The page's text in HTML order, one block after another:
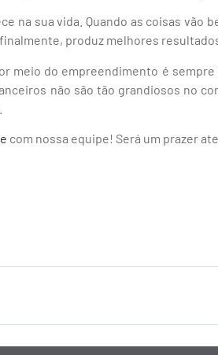
na sua vida. Quando as coisas vão
produz melhores
meio do empreendimento é
não são tão grandiosos no
com nossa equipe! Será um prazer